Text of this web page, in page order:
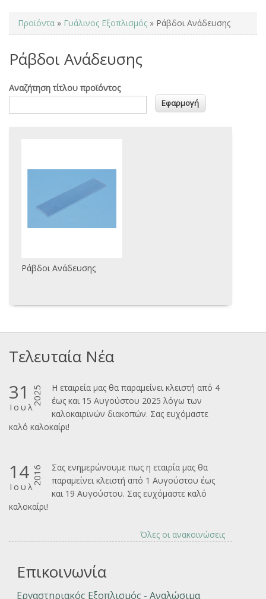
You are here
Προϊόντα » Γυάλινος Εξοπλισμός » Ράβδοι Ανάδευσης
Ράβδοι Ανάδευσης
Αναζήτηση τίτλου προϊόντος
Ράβδοι Ανάδευσης
Τελευταία Νέα
31
Ιουλ
2025
Η εταιρεία μας θα παραμείνει κλειστή από 4
έως και 15 Αυγούστου 2025 λόγω των
καλοκαιρινών διακοπών. Σας ευχόμαστε
καλ΄΄ο καλοκαίρι!
14
Ιουλ
2016
Σας ενημερώνουμε πως η εταιρία μας θα
παραμείνει κλειστή από 1 Αυγούστου έως
και 19 Αυγούστου. Σας ευχόμαστε καλό
καλοκαίρι!
Όλες οι ανακοινώσεις
Επικοινωνία
Εργαστηριακός Εξοπλισμός - Αναλώσιμα